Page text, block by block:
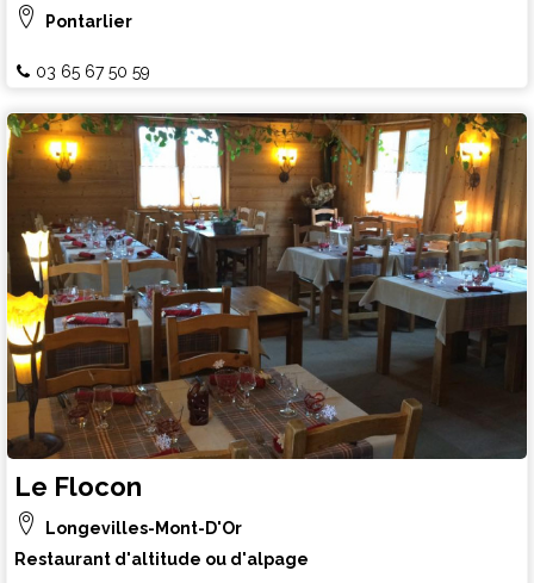
Pontarlier
03 65 67 50 59
Le Flocon
Longevilles-Mont-D'Or
Restaurant d'altitude ou d'alpage